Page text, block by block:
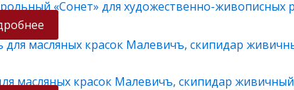
«Сонет» для художественно-живописных
масляных красок Малевичъ, скипидар